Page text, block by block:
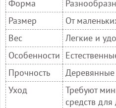
Форма
Размер
От
Вес
Легкие и
Особенности
Прочность
Деревянные
Уход
Требуют
средств для